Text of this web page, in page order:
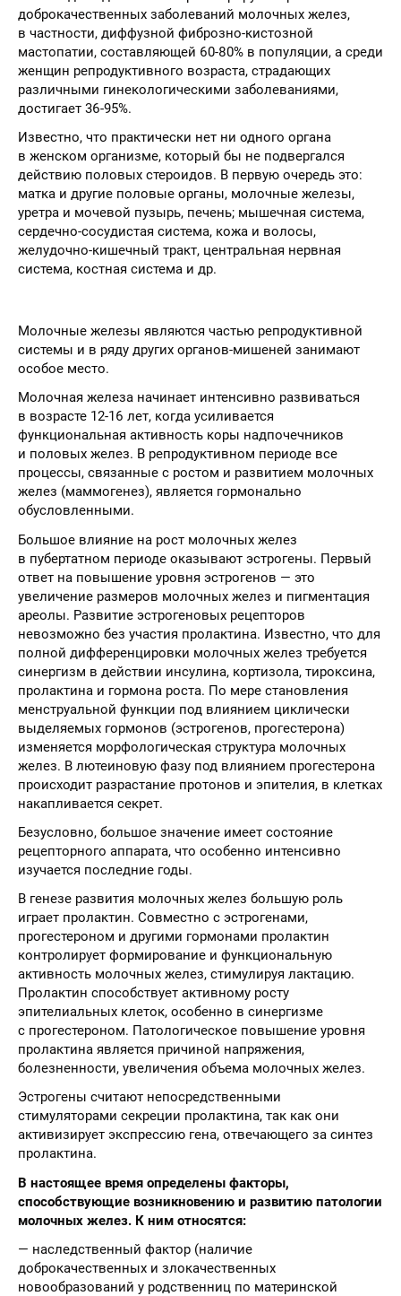
доброкачественных заболеваний молочных желез,
в частности, диффузной фиброзно-кистозной
мастопатии, составляющей 60-80% в популяции, а среди
женщин репродуктивного возраста, страдающих
различными гинекологическими заболеваниями,
достигает 36-95%.
Известно, что практически нет ни одного органа
в женском организме, который бы не подвергался
действию половых стероидов. В первую очередь это:
матка и другие половые органы, молочные железы,
уретра и мочевой пузырь, печень; мышечная система,
сердечно-сосудистая система, кожа и волосы,
желудочно-кишечный тракт, центральная нервная
система, костная система и др.
Молочные железы являются частью репродуктивной
системы и в ряду других органов-мишеней занимают
особое место.
Молочная железа начинает интенсивно развиваться
в возрасте 12-16 лет, когда усиливается
функциональная активность коры надпочечников
и половых желез. В репродуктивном периоде все
процессы, связанные с ростом и развитием молочных
желез (маммогенез), является гормонально
обусловленными.
Большое влияние на рост молочных желез
в пубертатном периоде оказывают эстрогены. Первый
ответ на повышение уровня эстрогенов — это
увеличение размеров молочных желез и пигментация
ареолы. Развитие эстрогеновых рецепторов
невозможно без участия пролактина. Известно, что для
полной дифференцировки молочных желез требуется
синергизм в действии инсулина, кортизола, тироксина,
пролактина и гормона роста. По мере становления
менструальной функции под влиянием циклически
выделяемых гормонов (эстрогенов, прогестерона)
изменяется морфологическая структура молочных
желез. В лютеиновую фазу под влиянием прогестерона
происходит разрастание протонов и эпителия, в клетках
накапливается секрет.
Безусловно, большое значение имеет состояние
рецепторного аппарата, что особенно интенсивно
изучается последние годы.
В генезе развития молочных желез большую роль
играет пролактин. Совместно с эстрогенами,
прогестероном и другими гормонами пролактин
контролирует формирование и функциональную
активность молочных желез, стимулируя лактацию.
Пролактин способствует активному росту
эпителиальных клеток, особенно в синергизме
с прогестероном. Патологическое повышение уровня
пролактина является причиной напряжения,
болезненности, увеличения объема молочных желез.
Эстрогены считают непосредственными
стимуляторами секреции пролактина, так как они
активизирует экспрессию гена, отвечающего за синтез
пролактина.
В настоящее время определены факторы,
способствующие возникновению и развитию патологии
молочных желез. К ним относятся:
— наследственный фактор (наличие
доброкачественных и злокачественных
новообразований у родственниц по материнской